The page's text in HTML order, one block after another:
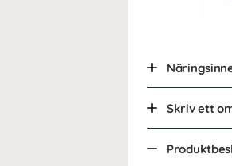
Skriv ett